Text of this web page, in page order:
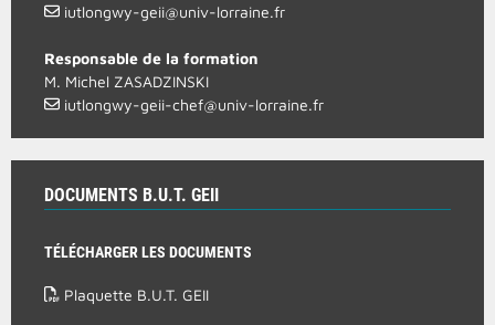
iutlongwy-geii@univ-lorraine.fr
Responsable de la formation
M. Michel ZASADZINSKI
iutlongwy-geii-chef@univ-lorraine.fr
DOCUMENTS B.U.T. GEII
TÉLÉCHARGER LES DOCUMENTS
Plaquette B.U.T. GEII